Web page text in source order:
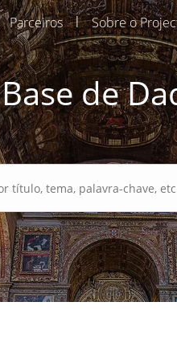
Parceiros | Sobre o
Base de